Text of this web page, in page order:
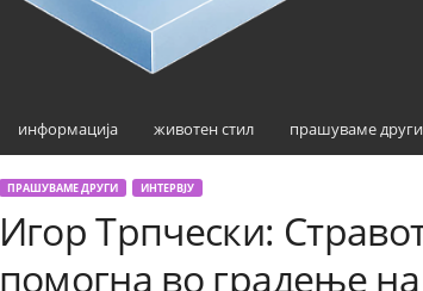
информација животен стил прашуваме други
ПРАШУВАМЕ ДРУГИ ИНТЕРВЈУ
Игор Трпчески:
помогна во градење